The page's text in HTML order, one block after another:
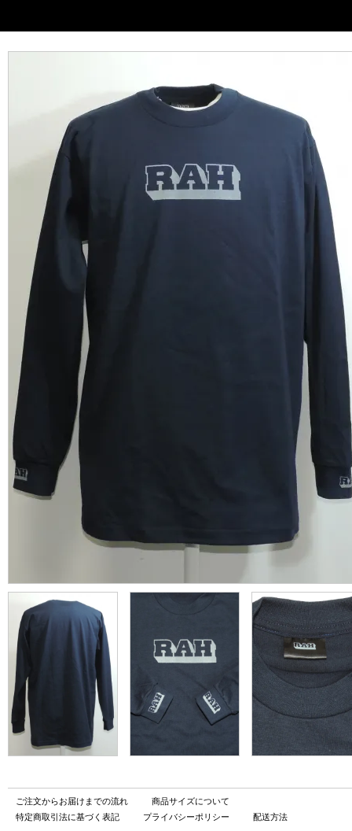
ご注文からお届けまでの流れ
商品サイズについて
特定商取引法に基づく表記
プライバシーポリシー 配送方法